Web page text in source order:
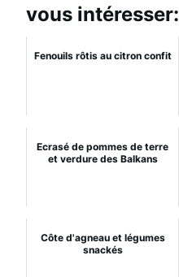
vous intéresser:
Fenouils rôtis au citron confit
Ecrasé de pommes de terre
et verdure des Balkans
Côte d'agneau et légumes
snackés